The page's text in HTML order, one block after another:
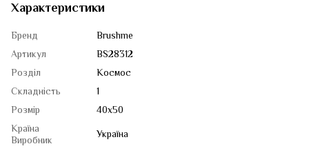
Характеристики
Бренд
Brushme
Артикул
BS28312
Розділ
Космос
Складність
1
Розмір
40x50
Країна
Виробник
Україна